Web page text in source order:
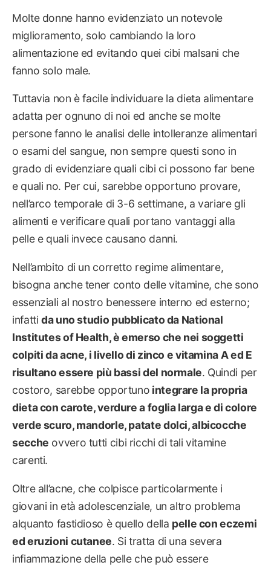
Molte donne hanno evidenziato un notevole
miglioramento, solo cambiando la loro
alimentazione ed evitando quei cibi malsani che
fanno solo male.
Tuttavia non è facile individuare la dieta alimentare
adatta per ognuno di noi ed anche se molte
persone fanno le analisi delle intolleranze alimentari
o esami del sangue, non sempre questi sono in
grado di evidenziare quali cibi ci possono far bene
e quali no. Per cui, sarebbe opportuno provare,
nell’arco temporale di 3-6 settimane, a variare gli
alimenti e verificare quali portano vantaggi alla
pelle e quali invece causano danni.
Nell’ambito di un corretto regime alimentare,
bisogna anche tener conto delle vitamine, che sono
essenziali al nostro benessere interno ed esterno;
infattida uno studio pubblicato da National
Institutes of Health, è emerso che nei soggetti
colpiti da acne, i livello di zinco e vitamina A ed E
risultano essere più bassi del normale. Quindi per
costoro, sarebbe opportuno integrare la propria
dieta con carote, verdure a foglia larga e di colore
verde scuro, mandorle, patate dolci, albicocche
secche ovvero tutti cibi ricchi di tali vitamine
carenti.
Oltre all’acne, che colpisce particolarmente i
giovani in età adolescenziale, un altro problema
alquanto fastidioso è quello della pelle con eczemi
ed eruzioni cutanee. Si tratta di una severa
infiammazione della pelle che può essere